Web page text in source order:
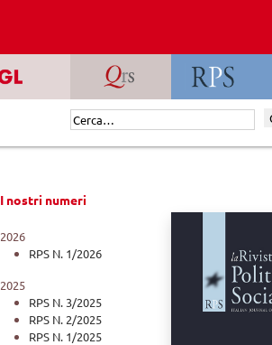
Cerca:
I nostri numeri
2026
RPS N. 1/2026
2025
RPS N. 3/2025
RPS N. 2/2025
RPS N. 1/2025